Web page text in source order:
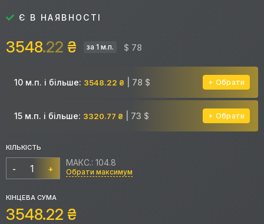
Є В НАЯВНОСТІ
3548.22 ₴ за 1 м.п. $ 78
10 м.п. і більше: 3548.22 ₴ | 78 $ Обрати
15 м.п. і більше: 3320.77 ₴ | 73 $ Обрати
КІЛЬКІСТЬ
- +
МАКС.: 104.8
Обрати максимум
КІНЦЕВА СУМА
3548.22 ₴